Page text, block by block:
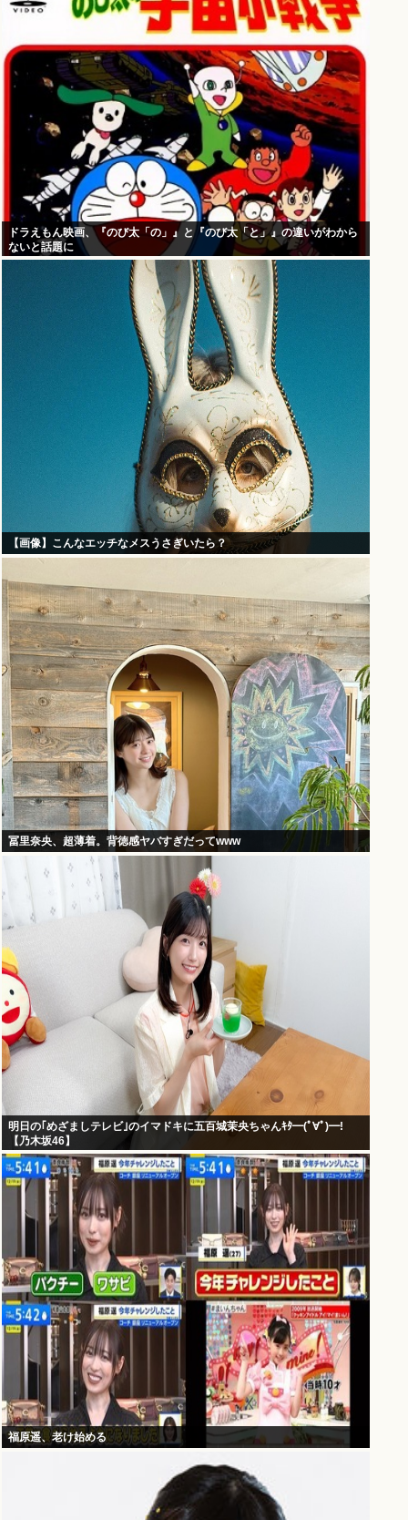
ドラえもん映画、『のび太「の」』と『のび太「と」』の違いがわから
ないと話題に
【画像】こんなエッチなメスうさぎいたら？
冨里奈央、超薄着。背徳感ヤバすぎだってwww
明日の｢めざましテレビ｣のイマドキに五百城茉央ちゃんｷﾀ━(ﾟ∀ﾟ)━!
【乃木坂46】
福原遥、老け始める